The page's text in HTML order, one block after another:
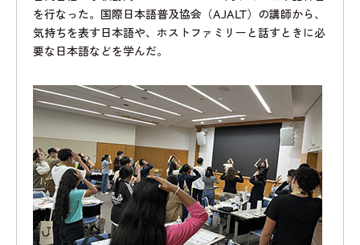
を行なった。国際日本語普及協会（AJALT）の講師から、
気持ちを表す日本語や、ホストファミリーと話すときに必
要な日本語などを学んだ。